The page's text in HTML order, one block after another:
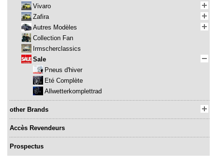
Vivaro
Zafira
Autres Modèles
Collection Fan
Irmscherclassics
Sale
Pneus d'hiver
Eté Complète
Allwetterkomplettrad
other Brands
Accès Revendeurs
Prospectus